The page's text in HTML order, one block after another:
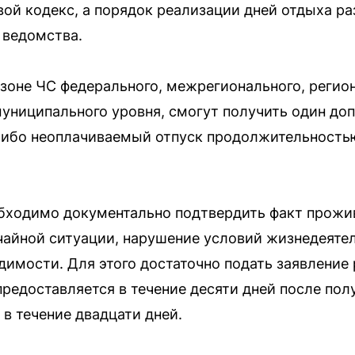
кодекс, а порядок реализации дней отдыха
ЧС федерального, межрегионального,
уровня, смогут получить один
неоплачиваемый отпуск
документально подтвердить факт
ситуации, нарушение условий
Для этого достаточно подать заявление
в течение десяти дней после
течение двадцати дней.